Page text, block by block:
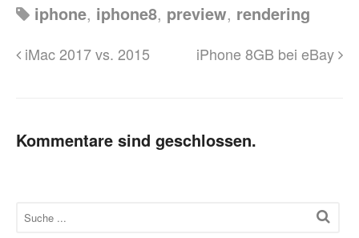
iphone, iphone8, preview, rendering
iMac 2017 vs. 2015 iPhone 8GB bei eBay
Kommentare sind geschlossen.